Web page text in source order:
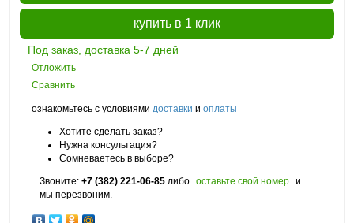
купить в 1 клик
Под заказ, доставка 5-7 дней
Отложить
Сравнить
ознакомьтесь с условиями доставки и оплаты
Хотите сделать заказ?
Нужна консультация?
Сомневаетесь в выборе?
Звоните: +7 (382) 221-06-85 либо оставьте свой номер и
мы перезвоним.